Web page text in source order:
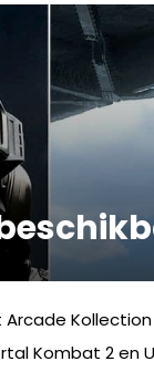
Kombat 2